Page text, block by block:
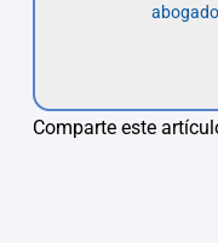
Comparte este